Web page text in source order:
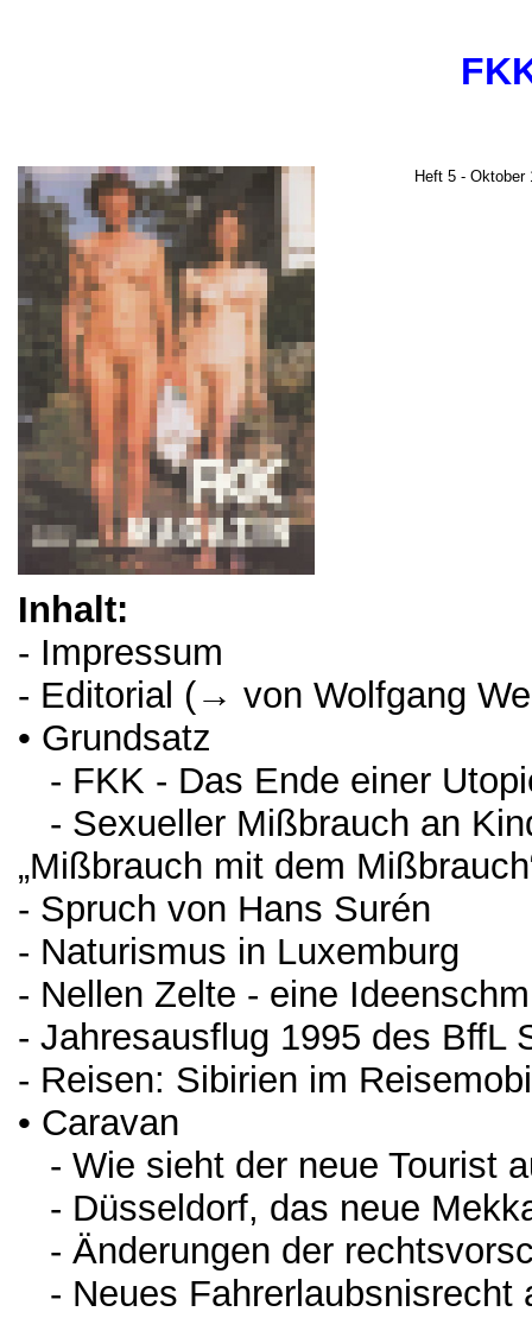
Heft 5 - Oktober
Inhalt:
- Impressum
- Editorial (→ von Wolfgang
• Grundsatz
- FKK - Das Ende einer
- Sexueller Mißbrauch an
„Mißbrauch mit dem
- Spruch von Hans Surén
- Naturismus in Luxemburg
- Nellen Zelte - eine
- Jahresausflug 1995 des BffL
- Reisen: Sibirien im
• Caravan
- Wie sieht der neue Tourist
- Düsseldorf, das neue
- Änderungen der
- Neues Fahrerlaubsnisrecht